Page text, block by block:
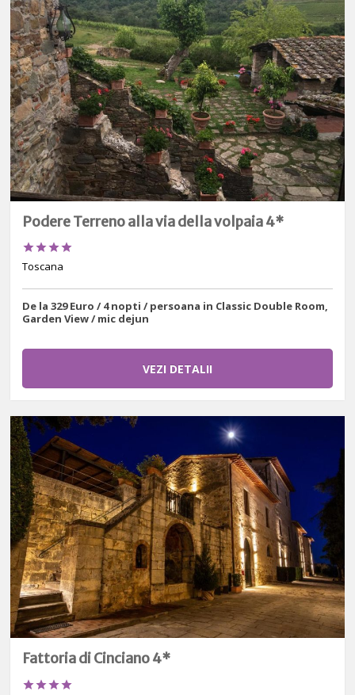
Podere Terreno alla via della volpaia 4*

Toscana
De la 329 Euro / 4 nopti / persoana in Classic Double Room,
Garden View / mic dejun
VEZI DETALII
Fattoria di Cinciano 4*
